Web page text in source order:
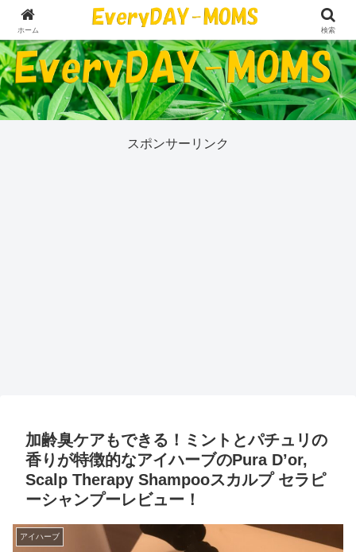
５０代の私が今気になっていることすべて
スポンサーリンク
加齢臭ケアもできる！ミントとパチュリの
香りが特徴的なアイハーブのPura D’or,
Scalp Therapy Shampooスカルプ セラピ
ーシャンプーレビュー！
アイハーブ
ホーム 検索